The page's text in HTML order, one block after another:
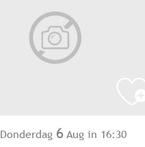
Donderdag 6 Aug in 16:30